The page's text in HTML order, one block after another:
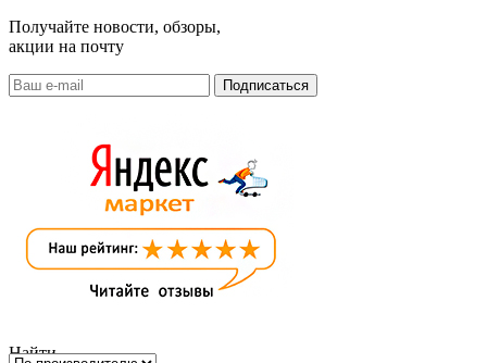
Получайте новости, обзоры,
акции на почту
Найти